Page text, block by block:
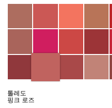
Variations
톨레도
핑크 로즈